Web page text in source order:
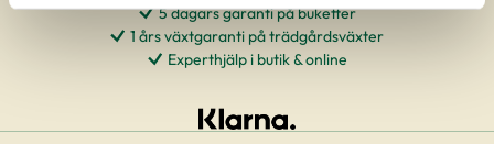
5 dagars garanti på buketter
1 års växtgaranti på trädgårdsväxter
Experthjälp i butik & online